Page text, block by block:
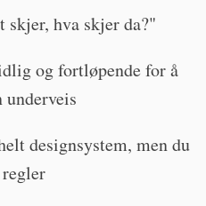
skjer, hva skjer da?"
og fortløpende for å
designsystem, men du